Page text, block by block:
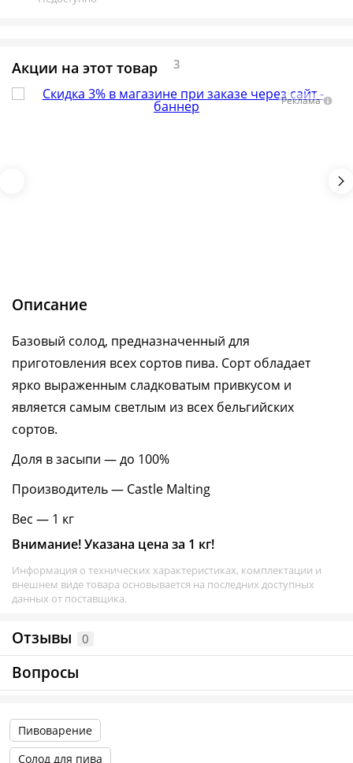
Акции на этот товар 3
Реклама
Описание
Базовый солод, предназначенный для
приготовления всех сортов пива. Сорт обладает
ярко выраженным сладковатым привкусом и
является самым светлым из всех бельгийских
сортов.
Доля в засыпи — до 100%
Производитель — Castle Malting
Вес — 1 кг
Внимание! Указана цена за 1 кг!
Информация о технических характеристиках, комплектации и
внешнем виде товара основывается на последних доступных
данных от поставщика.
Отзывы 0
Вопросы
Пивоварение
Солод для пива